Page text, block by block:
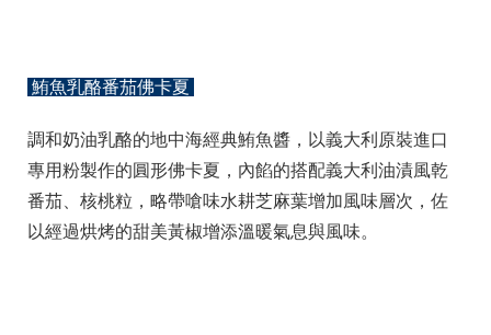
鮪魚乳酪番茄佛卡夏
調和奶油乳酪的地中海經典鮪魚醬，以義大利原裝進口
專用粉製作的圓形佛卡夏，內餡的搭配義大利油漬風乾
番茄、核桃粒，略帶嗆味水耕芝麻葉增加風味層次，佐
以經過烘烤的甜美黃椒增添溫暖氣息與風味。